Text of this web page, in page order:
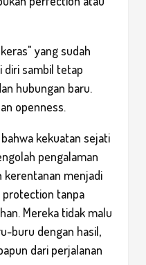
yang sudah
sambil tetap
hubungan baru.
openness.
kekuatan sejati
pengalaman
kerentanan menjadi
protection tanpa
Mereka tidak malu
buru dengan hasil,
dari perjalanan